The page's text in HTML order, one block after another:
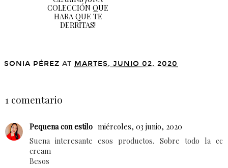
FROZEN
SUMMER
COLLECTION DE
DERRITAS!
LOS 5 BEST SELLER
DE ALQVIMIA
COMPARTIR
1 comentario